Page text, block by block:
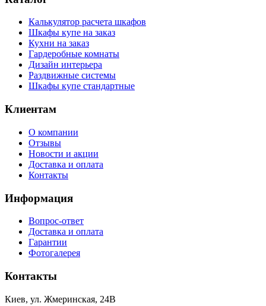
Калькулятор расчета шкафов
Шкафы купе на заказ
Кухни на заказ
Гардеробные комнаты
Дизайн интерьера
Раздвижные системы
Шкафы купе стандартные
Клиентам
О компании
Отзывы
Новости и акции
Доставка и оплата
Контакты
Информация
Вопрос-ответ
Доставка и оплата
Гарантии
Фотогалерея
Контакты
Киев, ул. Жмеринская, 24В